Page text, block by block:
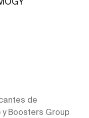
de
y Boosters Group